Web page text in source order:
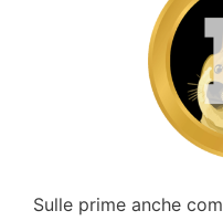
Sulle prime anche